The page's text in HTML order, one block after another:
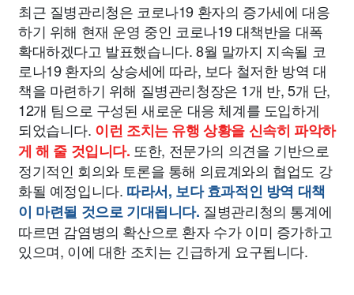
최근 질병관리청은 코로나19 환자의 증가세에 대응
하기 위해 현재 운영 중인 코로나19 대책반을 대폭
확대하겠다고 발표했습니다. 8월 말까지 지속될 코
로나19 환자의 상승세에 따라, 보다 철저한 방역 대
책을 마련하기 위해 질병관리청장은 1개 반, 5개 단,
12개 팀으로 구성된 새로운 대응 체계를 도입하게
되었습니다. 이런 조치는 유행 상황을 신속히 파악하
게 해 줄 것입니다. 또한, 전문가의 의견을 기반으로
정기적인 회의와 토론을 통해 의료계와의 협업도 강
화될 예정입니다. 따라서, 보다 효과적인 방역 대책
이 마련될 것으로 기대됩니다. 질병관리청의 통계에
따르면 감염병의 확산으로 환자 수가 이미 증가하고
있으며, 이에 대한 조치는 긴급하게 요구됩니다.